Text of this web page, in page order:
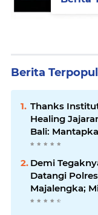
Berita
Thanks
Healing
Bali:
Unggulan
Demi
Datangi
Majalengka;
Proporsional: